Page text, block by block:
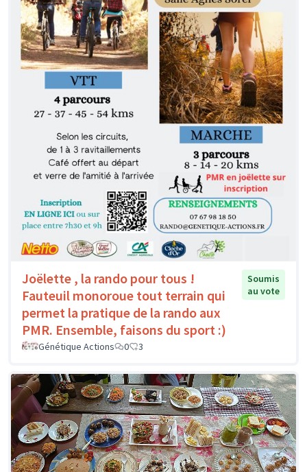
Joëlette , la rando pour tous !
Fauteuil monoroue tout terrain qui
permet la pratique de la rando aux
PMR. Ensemble, faisons du sport :)
Soumis
au vote
Génétique Actions 0 3